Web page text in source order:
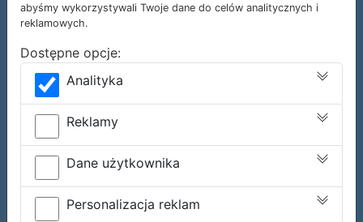
SZKOŁA MONTESSORI W
abyśmy wykorzystywali Twoje dane do celów analitycznych i
reklamowych.
Dostępne opcje:
Analityka
Reklamy
Dane użytkownika
Personalizacja reklam